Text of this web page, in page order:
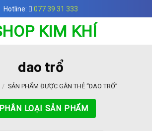
Hotline: 077 39 31 333
dao trổ
/ SẢN PHẨM ĐƯỢC GẮN THẺ “DAO TRỔ”
PHÂN LOẠI SẢN PHẨM